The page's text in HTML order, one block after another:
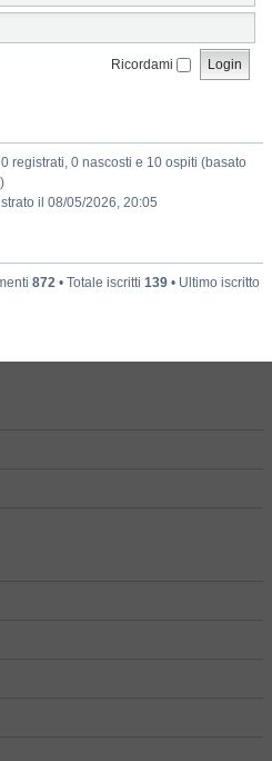
Ricordami
registrati, 0 nascosti e 10 ospiti (basato
il 08/05/2026, 20:05
872 • Totale iscritti 139 • Ultimo iscritto